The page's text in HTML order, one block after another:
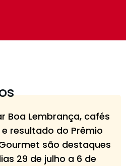
Boa Lembrança, cafés
resultado do Prêmio
são destaques
29 de julho a 6 de